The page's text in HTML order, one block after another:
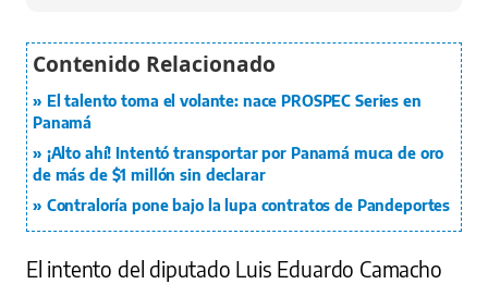
El talento toma el volante: nace PROSPEC Series en
Panamá
¡Alto ahí! Intentó transportar por Panamá muca de oro
de más de $1 millón sin declarar
Contraloría pone bajo la lupa contratos de Pandeportes
El intento del diputado Luis Eduardo Camacho